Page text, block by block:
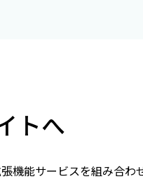
トへ
機能サービスを組み合わ